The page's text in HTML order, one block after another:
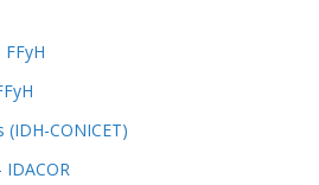
CONICET)